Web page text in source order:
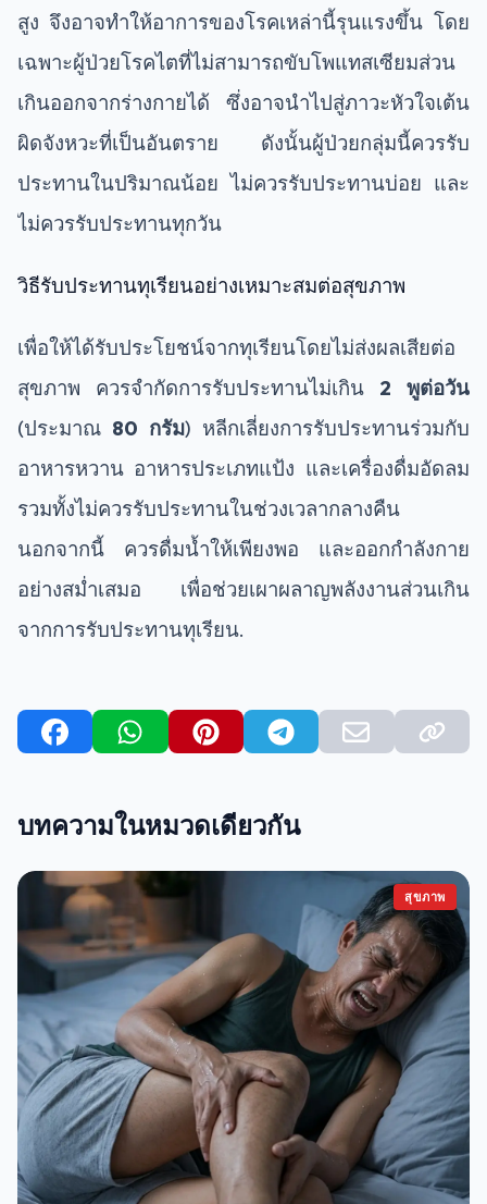
สูง จึงอาจทำให้อาการของโรคเหล่านี้รุนแรงขึ้น โดย
เฉพาะผู้ป่วยโรคไตที่ไม่สามารถขับโพแทสเซียมส่วน
เกินออกจากร่างกายได้ ซึ่งอาจนำไปสู่ภาวะหัวใจเต้น
ผิดจังหวะที่เป็นอันตราย ดังนั้นผู้ป่วยกลุ่มนี้ควรรับ
ประทานในปริมาณน้อย ไม่ควรรับประทานบ่อย และ
ไม่ควรรับประทานทุกวัน
วิธีรับประทานทุเรียนอย่างเหมาะสมต่อสุขภาพ
เพื่อให้ได้รับประโยชน์จากทุเรียนโดยไม่ส่งผลเสียต่อ
สุขภาพ ควรจำกัดการรับประทานไม่เกิน 2 พูต่อวัน
(ประมาณ 80 กรัม) หลีกเลี่ยงการรับประทานร่วมกับ
อาหารหวาน อาหารประเภทแป้ง และเครื่องดื่มอัดลม
รวมทั้งไม่ควรรับประทานในช่วงเวลากลางคืน
นอกจากนี้ ควรดื่มน้ำให้เพียงพอ และออกกำลังกาย
อย่างสม่ำเสมอ เพื่อช่วยเผาผลาญพลังงานส่วนเกิน
จากการรับประทานทุเรียน.
บทความในหมวดเดียวกัน
สุขภาพ